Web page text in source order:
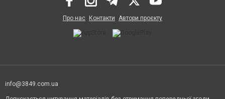
Про нас Контакти Автори проєкту
info@3849.com.ua